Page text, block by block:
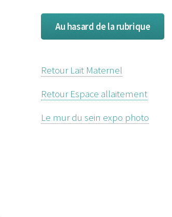
Au hasard de la rubrique
Retour Lait Maternel
Retour Espace allaitement
Le mur du sein expo photo